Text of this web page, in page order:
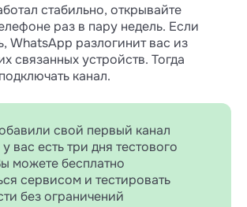
стабильно, открывайте
раз в пару недель. Если
WhatsApp разлогинит вас из
связанных устройств. Тогда
канал.
свой первый канал
вас есть три дня тестового
можете бесплатно
сервисом и тестировать
без ограничений